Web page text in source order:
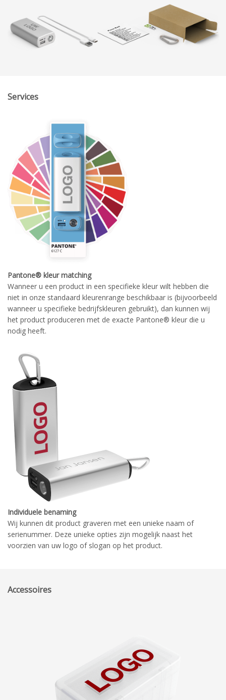
Services
Pantone® kleur matching
Wanneer u een product in een specifieke kleur wilt hebben die
niet in onze standaard kleurenrange beschikbaar is (bijvoorbeeld
wanneer u specifieke bedrijfskleuren gebruikt), dan kunnen wij
het product produceren met de exacte Pantone® kleur die u
nodig heeft.
Individuele benaming
Wij kunnen dit product graveren met een unieke naam of
serienummer. Deze unieke opties zijn mogelijk naast het
voorzien van uw logo of slogan op het product.
Accessoires